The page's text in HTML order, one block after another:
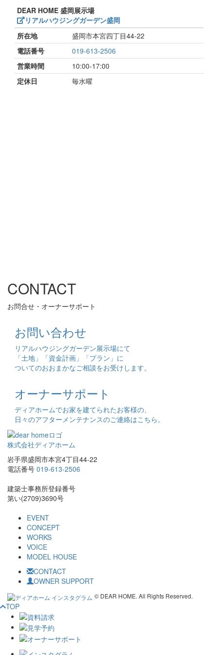
DEAR HOME 盛岡展示場
リアルハウジングガーデン盛岡
所在地
盛岡市本宮四丁目44-22
電話番号
019-613-2506
営業時間
10:00-17:00
定休日
毎水曜
CONTACT
お問合せ・オーナーサポート
お問い合わせ
リアルハウジングガーデン展示場にて
「土地」「資金計画」「プラン」に
ついてのおおまかなご相談をお受けします。
オーナーサポート
ディアホームでお家を建てられたお客様の、
日々のアフターメンテナンスのご連絡はこちら。
株式会社ディアホーム
岩手県盛岡市本宮4丁目44-22
電話番号 019-613-2506
建築士事務所登録番号
第い(2709)3690号
EVENT
CONCEPT
WORKS
VOICE
MODEL HOUSE
CONTACT
OWNER SUPPORT
© DEAR HOME. All Rights Reserved.
TOP